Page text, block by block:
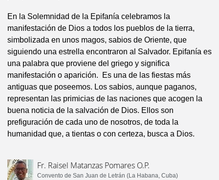
En la Solemnidad de la Epifanía celebramos la
manifestación de Dios a todos los pueblos de la tierra,
simbolizada en unos magos, sabios de Oriente, que
siguiendo una estrella encontraron al Salvador. Epifanía es
una palabra que proviene del griego y significa
manifestación o aparición. Es una de las fiestas más
antiguas que poseemos. Los sabios, aunque paganos,
representan las primicias de las naciones que acogen la
buena noticia de la salvación de Dios. Ellos son
prefiguración de cada uno de nosotros, de toda la
humanidad que, a tientas o con certeza, busca a Dios.
Fr. Raisel Matanzas Pomares O.P.
Convento de San Juan de Letrán (La Habana, Cuba)